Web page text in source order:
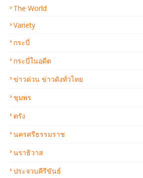
The World
Variety
กระบี่
กระบี่ในอดีต
ข่าวด่วน ข่าวดังทั่วไทย
ชุมพร
ตรัง
นครศรีธรรมราช
นราธิวาส
ประจวบคีรีขันธ์